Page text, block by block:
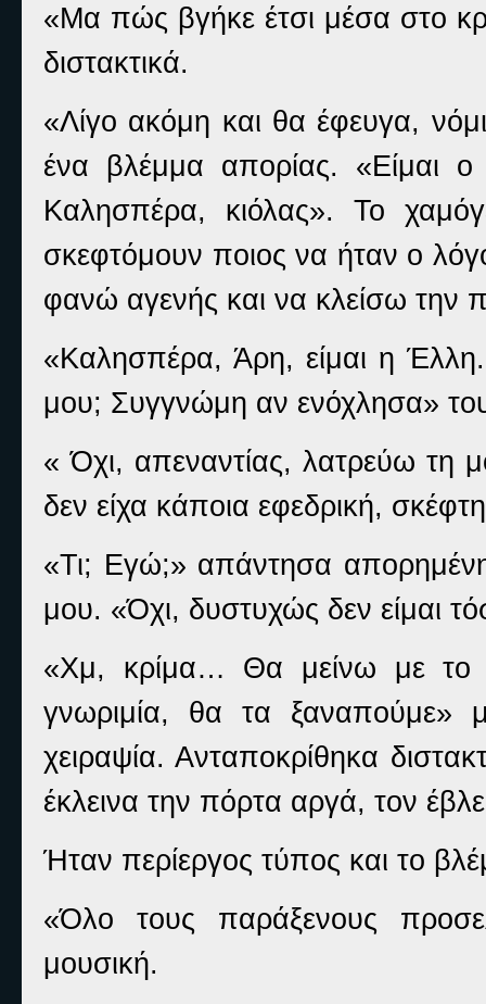
«Μα πώς βγήκε έτσι μέσα στο
διστακτικά.
«Λίγο ακόμη και θα έφευγα,
ένα βλέμμα απορίας. «Είμαι
Καλησπέρα, κιόλας». Το
σκεφτόμουν ποιος να ήταν ο
φανώ αγενής και να κλείσω την
«Καλησπέρα, Άρη, είμαι η
μου; Συγγνώμη αν ενόχλησα»
« Όχι, απεναντίας, λατρεύω τη
δεν είχα κάποια εφεδρική,
«Τι; Εγώ;» απάντησα
μου. «Όχι, δυστυχώς δεν είμαι
«Χμ, κρίμα… Θα μείνω με το
γνωριμία, θα τα ξαναπούμε»
χειραψία. Ανταποκρίθηκα
έκλεινα την πόρτα αργά, τον
Ήταν περίεργος τύπος και το
«Όλο τους παράξενους
μουσική.